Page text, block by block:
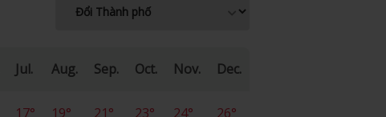
Jul. Aug. Sep. Oct. Nov. Dec.
17° 19° 21° 23° 24° 26°